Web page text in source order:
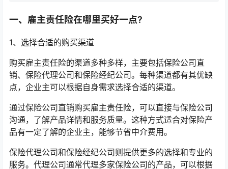
一、雇主责任险在哪里买好一点?
1、选择合适的购买渠道
购买雇主责任险的渠道多种多样，主要包括保险公司直
销、保险代理公司和保险经纪公司。每种渠道都有其优缺
点，企业主可以根据自身需求选择合适的渠道。
通过保险公司直销购买雇主责任险，可以直接与保险公司
沟通，了解产品详情和服务质量。这种方式适合对保险产
品有一定了解的企业主，能够节省中介费用。
保险代理公司和保险经纪公司则提供更多的选择和专业的
服务。代理公司通常代理多家保险公司的产品，可以根据